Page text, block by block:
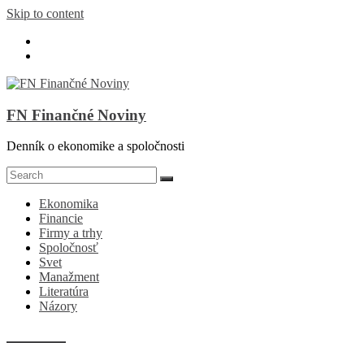
Skip to content
FN Finančné Noviny
Denník o ekonomike a spoločnosti
Ekonomika
Financie
Firmy a trhy
Spoločnosť
Svet
Manažment
Literatúra
Názory